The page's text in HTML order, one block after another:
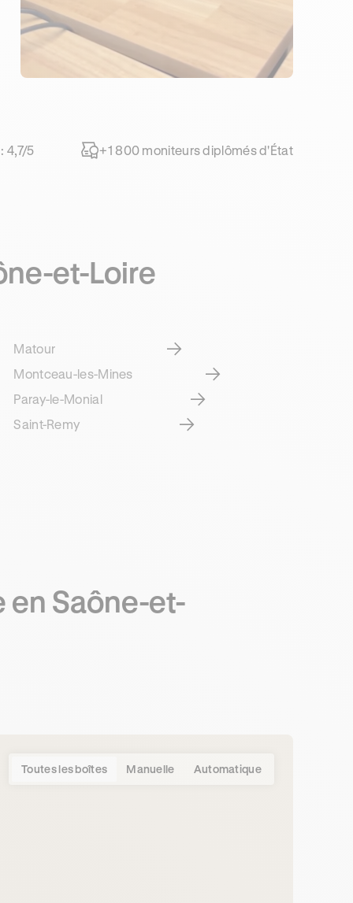
4,7/5 +1 800 moniteurs diplômés d'État
et-Loire
Matour
Montceau-les-Mines
Paray-le-Monial
Saint-Remy
en Saône-et-
Toutes les boîtes Manuelle Automatique